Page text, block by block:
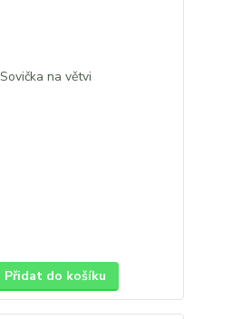
Přidat do košíku